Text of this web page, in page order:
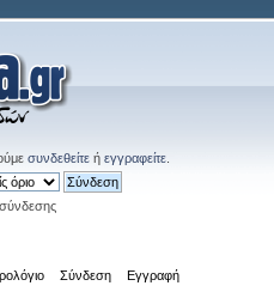
συνδεθείτε ή εγγραφείτε
Σύνδεση Εγγραφή